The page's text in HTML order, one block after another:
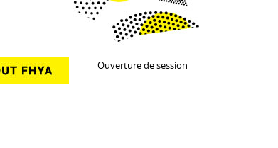
Ouverture de session